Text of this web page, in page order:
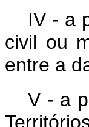
IV - a
civil ou
entre a
V - a